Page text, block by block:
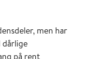
men har
på rent